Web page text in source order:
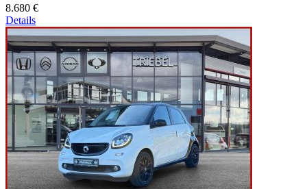
8.680 €
Details